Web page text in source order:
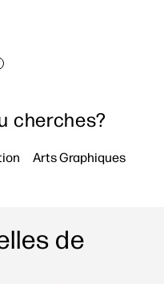
cherches?
Arts Graphiques
de